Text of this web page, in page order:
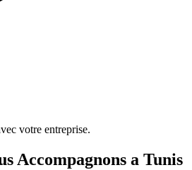
votre entreprise.
Accompagnons a Tunis